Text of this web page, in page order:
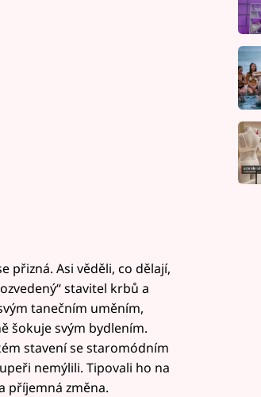
přizná. Asi věděli, co dělají,
stavitel krbů a
tanečním uměním,
šokuje svým bydlením.
stavení se staromódním
nemýlili. Tipovali ho na
příjemná změna.